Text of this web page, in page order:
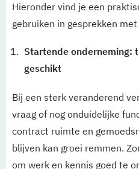
Hieronder vind je een
gebruiken in gesprekken
Startende onderneming:
geschikt
Bij een sterk veranderend
vraag of nog onduidelijke
contract ruimte en
blijven kan groei remmen.
om werk en kennis goed te